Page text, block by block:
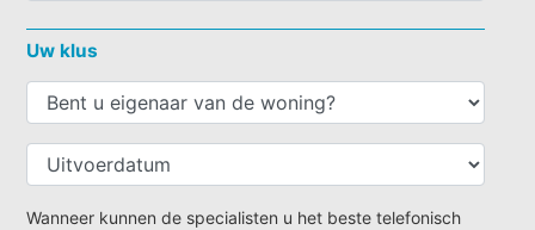
Uw klus
Wanneer kunnen de specialisten u het beste telefonisch